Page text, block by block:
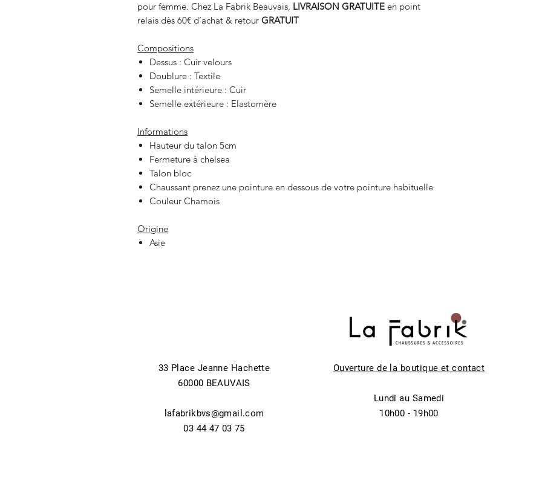
pour femme. Chez La Fabrik Beauvais, LIVRAISON GRATUITE en point
relais dès 60€ d’achat & retour GRATUIT
Compositions
Dessus : Cuir velours
Doublure : Textile
Semelle intérieure : Cuir
Semelle extérieure : Elastomère
Informations
Hauteur du talon 5cm
Fermeture à chelsea
Talon bloc
Chaussant prenez une pointure en dessous de votre pointure habituelle
Couleur Chamois
Origine
Asie
33 Place Jeanne Hachette
60000 BEAUVAIS
lafabrikbvs@gmail.com
03 44 47 03 75
Ouverture de la boutique et contact
Lundi au Samedi
10h00 - 19h00